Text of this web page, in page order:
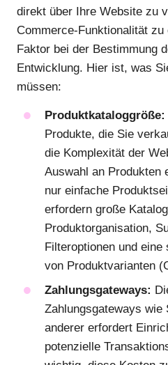
direkt über Ihre Website zu
Commerce-Funktionalität zu
Faktor bei der Bestimmung
Entwicklung. Hier ist, was
müssen:
Produktkataloggröße:
Produkte, die Sie
die Komplexität der
Auswahl an Produkten
nur einfache
erfordern große
Produktorganisation,
Filteroptionen und
von Produktvarianten
Zahlungsgateways:
Zahlungsgateways wie
anderer erfordert
potenzielle